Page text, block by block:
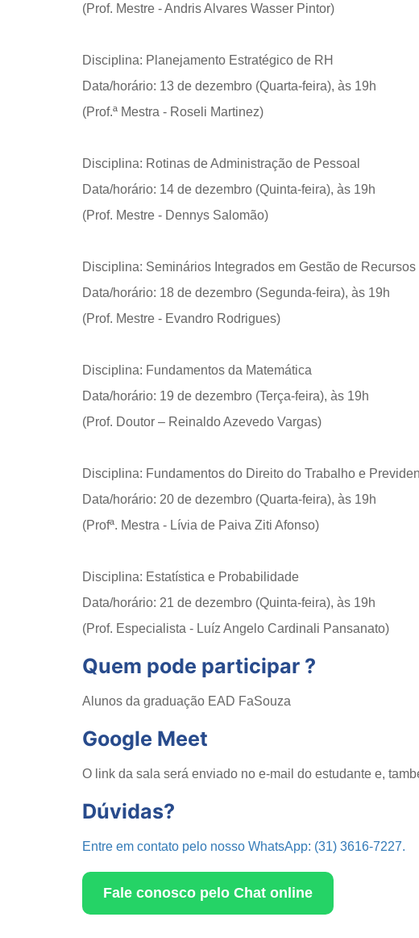
(Prof. Mestre - Andris Alvares Wasser Pintor)
Disciplina: Planejamento Estratégico de RH
Data/horário: 13 de dezembro (Quarta-feira), às 19h
(Prof.ª Mestra - Roseli Martinez)
Disciplina: Rotinas de Administração de Pessoal
Data/horário: 14 de dezembro (Quinta-feira), às 19h
(Prof. Mestre - Dennys Salomão)
Disciplina: Seminários Integrados em Gestão de
Data/horário: 18 de dezembro (Segunda-feira), às 19h
(Prof. Mestre - Evandro Rodrigues)
Disciplina: Fundamentos da Matemática
Data/horário: 19 de dezembro (Terça-feira), às 19h
(Prof. Doutor – Reinaldo Azevedo Vargas)
Disciplina: Fundamentos do Direito do Trabalho e
Data/horário: 20 de dezembro (Quarta-feira), às 19h
(Profª. Mestra - Lívia de Paiva Ziti Afonso)
Disciplina: Estatística e Probabilidade
Data/horário: 21 de dezembro (Quinta-feira), às 19h
(Prof. Especialista - Luíz Angelo Cardinali Pansanato)
Quem pode participar ?
Alunos da graduação EAD FaSouza
Google Meet
O link da sala será enviado no e-mail do estudante e,
Dúvidas?
Entre em contato pelo nosso WhatsApp: (31) 3616-7227.
Fale conosco pelo Chat online